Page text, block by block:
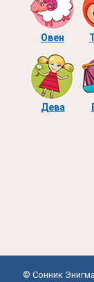
Овен
Дева
© Сонник